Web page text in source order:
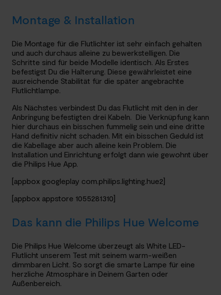
Montage & Installation
Die Montage für die Flutlichter ist sehr einfach gehalten
und auch durchaus alleine zu bewerkstelligen. Die
Schritte sind für beide Modelle identisch. Als Erstes
befestigst Du die Halterung. Diese gewährleistet eine
ausreichende Stabilität für die später angebrachte
Flutlichtlampe.
Als Nächstes verbindest Du das Flutlicht mit den in der
Anbringung befestigten drei Kabeln. Die Verknüpfung kann
hier durchaus ein bisschen fummelig sein und eine dritte
Hand definitiv nicht schaden. Mit ein bisschen Geduld ist
die Kabellage aber auch alleine kein Problem. Die
Installation und Einrichtung erfolgt dann wie gewohnt über
die Philips Hue App.
[appbox googleplay com.philips.lighting.hue2]
[appbox appstore 1055281310]
Das kann die Philips Hue Welcome
Die Philips Hue Welcome überzeugt als White LED-
Flutlicht unserem Test mit seinem warm-weißen
dimmbaren Licht. So sorgt die smarte Lampe für eine
herzliche Atmosphäre in Deinem Garten oder
Außenbereich.